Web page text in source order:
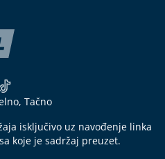
Tačno
isključivo uz navođenje linka
koje je sadržaj preuzet.